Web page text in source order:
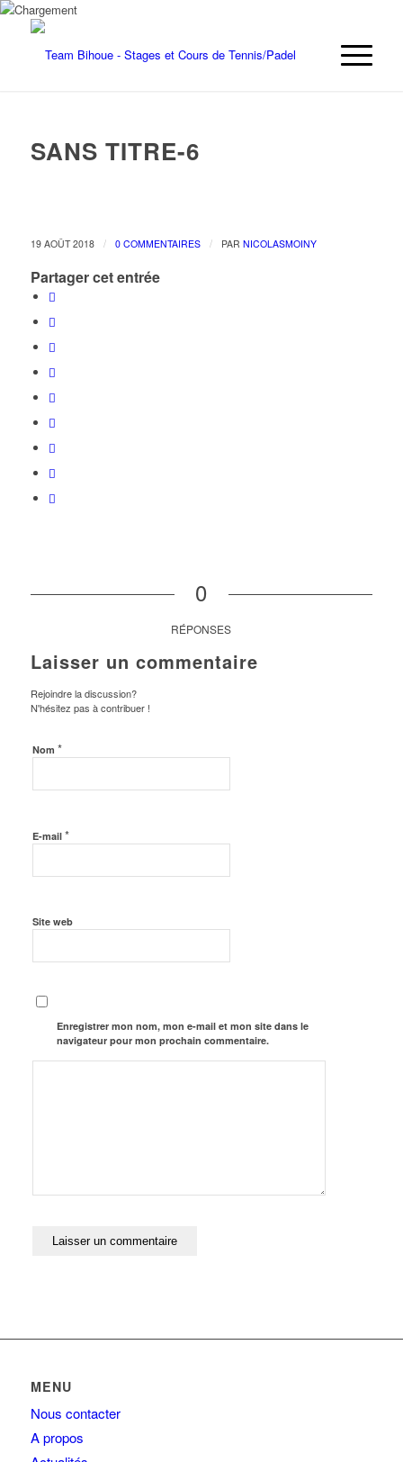
SANS TITRE-6
19 AOÛT 2018 / 0 COMMENTAIRES / PAR NICOLASMOINY
Partager cet entrée
0
RÉPONSES
Laisser un commentaire
Rejoindre la discussion?
N'hésitez pas à contribuer !
Nom *
E-mail *
Site web
Enregistrer mon nom, mon e-mail et mon site dans le
navigateur pour mon prochain commentaire.
MENU
Nous contacter
A propos